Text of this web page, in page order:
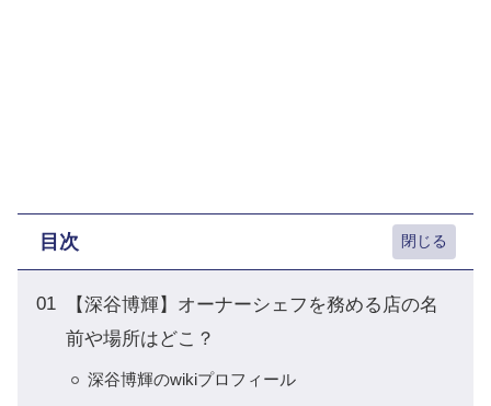
目次
【深谷博輝】オーナーシェフを務める店の名
前や場所はどこ？
深谷博輝のwikiプロフィール